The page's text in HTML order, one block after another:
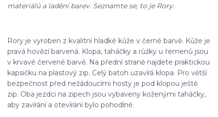
materiálů a ladění barev. Seznamte se, to je Rory.
Rory je vyroben z kvalitní hladké kůže v černé barvě. Kůže je
pravá hovězí barvená. Klopa, taháčky a růžky u řemenů jsou
v krvavé červené barvě. Na přední straně najdete praktickou
kapsičku na plastový zip. Celý batoh uzavírá klopa. Pro větší
bezpečnost před nežádoucími hosty je pod klopou ještě
zip. Oba jezdci na zipech jsou vybaveny koženými taháčky,
aby zavírání a otevírání bylo pohodlné.